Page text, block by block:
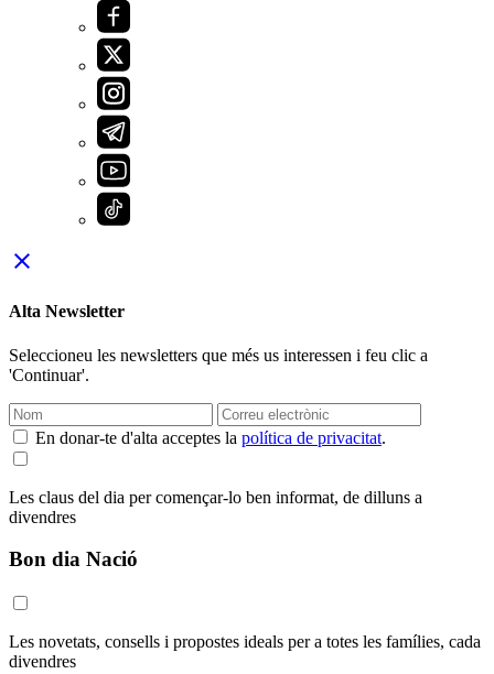
close
Alta Newsletter
Seleccioneu les newsletters que més us interessen i feu clic a
'Continuar'.
En donar-te d'alta acceptes la política de privacitat.
Les claus del dia per començar-lo ben informat, de dilluns a
divendres
Bon dia Nació
Les novetats, consells i propostes ideals per a totes les famílies, cada
divendres